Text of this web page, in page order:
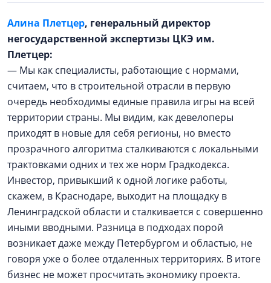
Алина Плетцер, генеральный директор
негосударственной экспертизы ЦКЭ им.
Плетцер:
— Мы как специалисты, работающие с нормами,
считаем, что в строительной отрасли в первую
очередь необходимы единые правила игры на всей
территории страны. Мы видим, как девелоперы
приходят в новые для себя регионы, но вместо
прозрачного алгоритма сталкиваются с локальными
трактовками одних и тех же норм Градкодекса.
Инвестор, привыкший к одной логике работы,
скажем, в Краснодаре, выходит на площадку в
Ленинградской области и сталкивается с совершенно
иными вводными. Разница в подходах порой
возникает даже между Петербургом и областью, не
говоря уже о более отдаленных территориях. В итоге
бизнес не может просчитать экономику проекта.